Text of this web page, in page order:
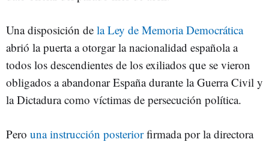
Una disposición de la Ley de Memoria Democrática
abrió la puerta a otorgar la nacionalidad española a
todos los descendientes de los exiliados que se vieron
obligados a abandonar España durante la Guerra Civil y
la Dictadura como víctimas de persecución política.
Pero una instrucción posteriorfirmada por la directora